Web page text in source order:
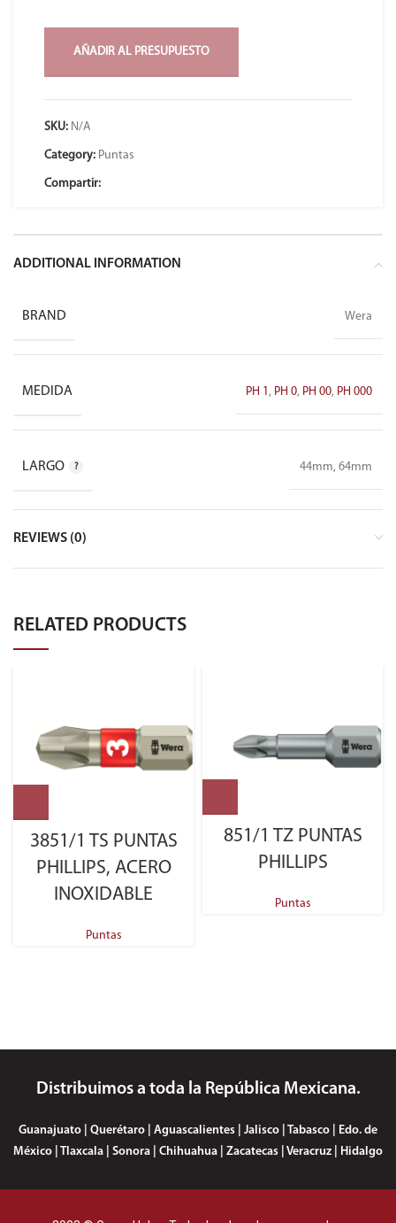
AÑADIR AL PRESUPUESTO
SKU: N/A
Category: Puntas
Compartir:
ADDITIONAL INFORMATION
BRAND Wera
MEDIDA PH 1 , PH 0, PH 00, PH 000
LARGO 44mm, 64mm
REVIEWS (0)
RELATED PRODUCTS
3851/1 TS PUNTAS
PHILLIPS, ACERO
INOXIDABLE
Puntas
851/1 TZ PUNTAS
PHILLIPS
Puntas
Distribuimos a toda la República Mexicana.
Guanajuato | Querétaro | Aguascalientes | Jalisco | Tabasco | Edo. de
México | Tlaxcala | Sonora | Chihuahua | Zacatecas | Veracruz | Hidalgo